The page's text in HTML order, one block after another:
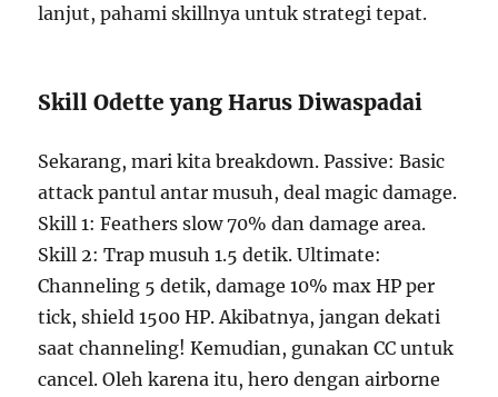
lanjut, pahami skillnya untuk strategi tepat.
Skill Odette yang Harus Diwaspadai
Sekarang, mari kita breakdown. Passive: Basic
attack pantul antar musuh, deal magic damage.
Skill 1: Feathers slow 70% dan damage area.
Skill 2: Trap musuh 1.5 detik. Ultimate:
Channeling 5 detik, damage 10% max HP per
tick, shield 1500 HP. Akibatnya, jangan dekati
saat channeling! Kemudian, gunakan CC untuk
cancel. Oleh karena itu, hero dengan airborne